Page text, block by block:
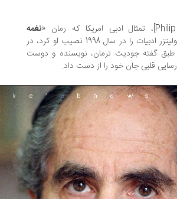
نغمه
»‌اش جایزه پولیتزر ادبیات را در سال 1998 نصیب او کرد، در
جودیث ترمان، نویسنده و دوست
قلبی جان خود را از دست داد.